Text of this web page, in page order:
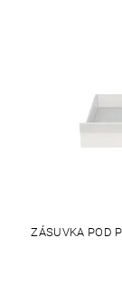
ZÁSUVKA POD